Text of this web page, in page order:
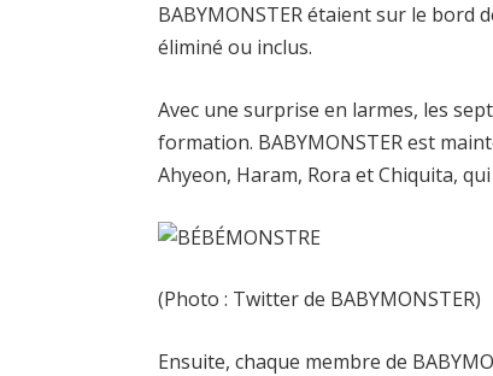
BABYMONSTER étaient sur le bord
éliminé ou inclus.
Avec une surprise en larmes, les
formation. BABYMONSTER est
Ahyeon, Haram, Rora et Chiquita,
(Photo : Twitter de BABYMONSTER)
Ensuite, chaque membre de